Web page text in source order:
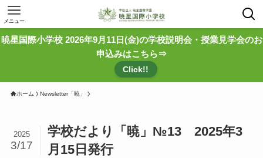
メニュー
暁星国際小学校 2026年9月11日(金)の学校説明会・授業見学会のお
申込みはこちら⇒
Click!!
ホーム Newsletter「暁」
学校だより「暁」№13 2025年3
月15日発行
2025
3/17